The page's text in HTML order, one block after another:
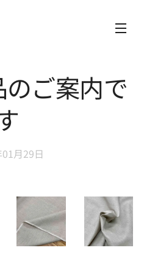
ご案内で
月29日